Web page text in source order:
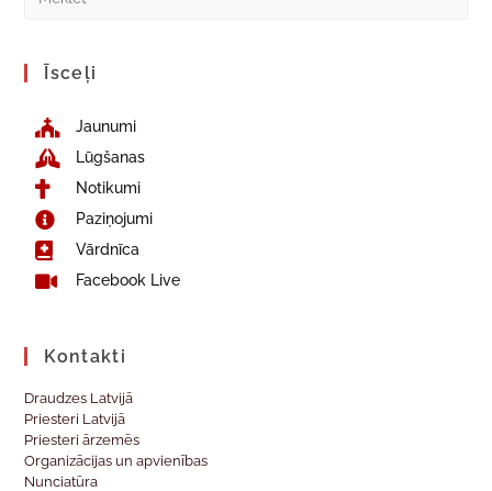
Īsceļi
Jaunumi
Lūgšanas
Notikumi
Paziņojumi
Vārdnīca
Facebook Live
Kontakti
Draudzes Latvijā
Priesteri Latvijā
Priesteri ārzemēs
Organizācijas un apvienības
Nunciatūra